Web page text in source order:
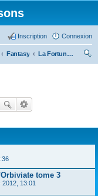
Connexion
Inscription
Fantasy
La Fortune de l'Orbiviate
tome 3
2012, 13:01